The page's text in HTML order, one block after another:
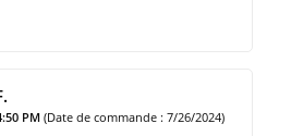
PM(Date de commande : 7/26/2024)